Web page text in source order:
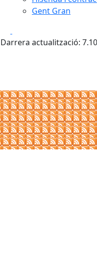
Gent Gran
Darrera actualització: